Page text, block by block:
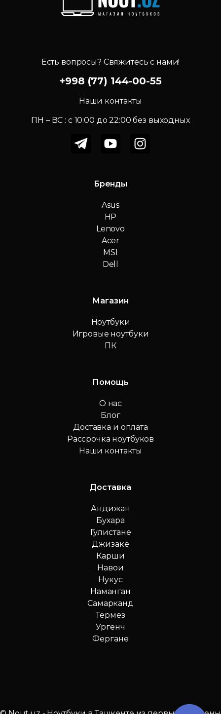
Есть вопросы? Свяжитесь с нами!
+998 (77) 144-00-55
Наши контакты
ПН – ВС : c 10:00 до 22:00 без выходных
Бренды
Asus
HP
Lenovo
Acer
MSI
Dell
Магазин
Ноутбуки
Игровые ноутбуки
ПК
Помощь
О нас
Блог
Доставка и оплата
Рассрочка ноутбуков
Наши контакты
Доставка
Андижан
Бухара
Гулистане
Джизаке
Карши
Навои
Нукус
Наманган
Самарканд
Термез
Ургенч
Фергане